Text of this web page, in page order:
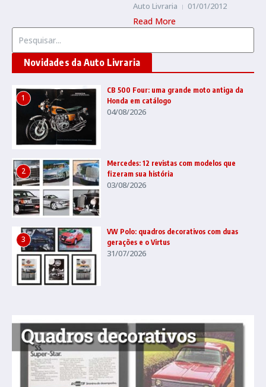
Auto Livraria 01/01/2012
Read More
Novidades da Auto Livraria
1
CB 500 Four: uma grande moto antiga da
Honda em catálogo
04/08/2026
2
Mercedes: 12 revistas com modelos que
fizeram sua história
03/08/2026
3
VW Polo: quadros decorativos com duas
gerações e o Virtus
31/07/2026